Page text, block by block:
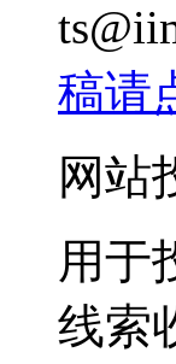
稿请
网站
用于
线索